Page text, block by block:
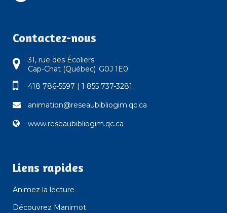
Contactez-nous
31, rue des Écoliers
Cap-Chat (Québec) G0J 1E0
418 786-5597 | 1 855 737-3281
animation@reseaubibliogim.qc.ca
www.reseaubibliogim.qc.ca
Liens rapides
Animez la lecture
Découvrez Manimot